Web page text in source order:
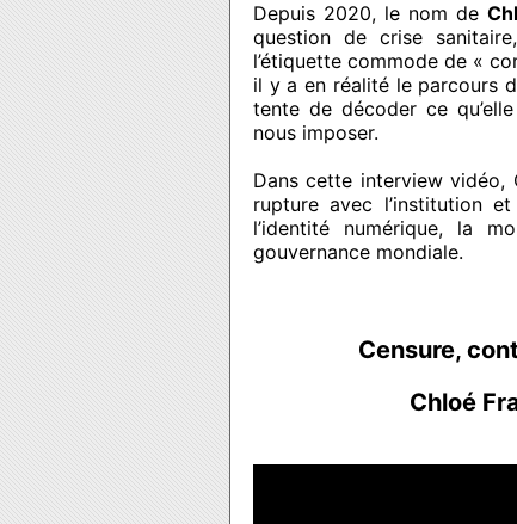
Depuis 2020, le nom de
question de crise
l’étiquette commode de «
il y a en réalité le parcours
tente de décoder ce
nous imposer.
Dans cette interview vidéo,
rupture avec l’institution
l’identité numérique, la
gouvernance mondiale.
Censure,
Chloé